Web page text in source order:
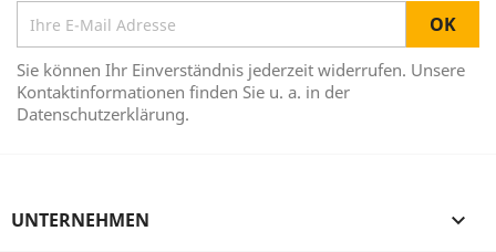
Sie können Ihr Einverständnis jederzeit widerrufen. Unsere
Kontaktinformationen finden Sie u. a. in der
Datenschutzerklärung.
UNTERNEHMEN 